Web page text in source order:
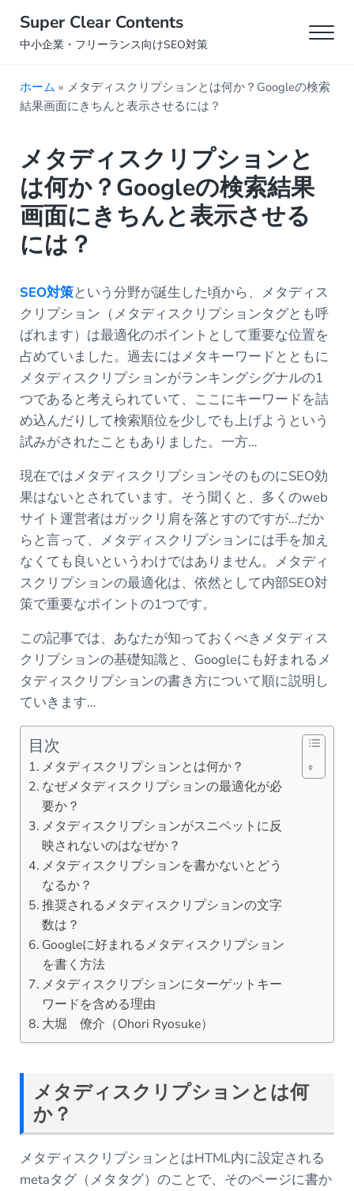
Super Clear Contents
中小企業・フリーランス向けSEO対策
ホーム » メタディスクリプションとは何か？Googleの検索
結果画面にきちんと表示させるには？
メタディスクリプションと
は何か？Googleの検索結果
画面にきちんと表示させる
には？
SEO対策という分野が誕生した頃から、メタディス
クリプション（メタディスクリプションタグとも呼
ばれます）は最適化のポイントとして重要な位置を
占めていました。過去にはメタキーワードとともに
メタディスクリプションがランキングシグナルの1
つであると考えられていて、ここにキーワードを詰
め込んだりして検索順位を少しでも上げようという
試みがされたこともありました。一方…
現在ではメタディスクリプションそのものにSEO効
果はないとされています。そう聞くと、多くのweb
サイト運営者はガックリ肩を落とすのですが…だか
らと言って、メタディスクリプションには手を加え
なくても良いというわけではありません。メタディ
スクリプションの最適化は、依然として内部SEO対
策で重要なポイントの1つです。
この記事では、あなたが知っておくべきメタディス
クリプションの基礎知識と、Googleにも好まれるメ
タディスクリプションの書き方について順に説明し
ていきます…
目次
メタディスクリプションとは何か？
なぜメタディスクリプションの最適化が必
要か？
メタディスクリプションがスニペットに反
映されないのはなぜか？
メタディスクリプションを書かないとどう
なるか？
推奨されるメタディスクリプションの文字
数は？
Googleに好まれるメタディスクリプション
を書く方法
メタディスクリプションにターゲットキー
ワードを含める理由
大堀 僚介（Ohori Ryosuke）
メタディスクリプションとは何
か？
メタディスクリプションとはHTML内に設定される
metaタグ（メタタグ）のことで、そのページに書か